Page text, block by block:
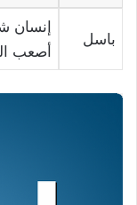
باسل
إنسان
أصعب